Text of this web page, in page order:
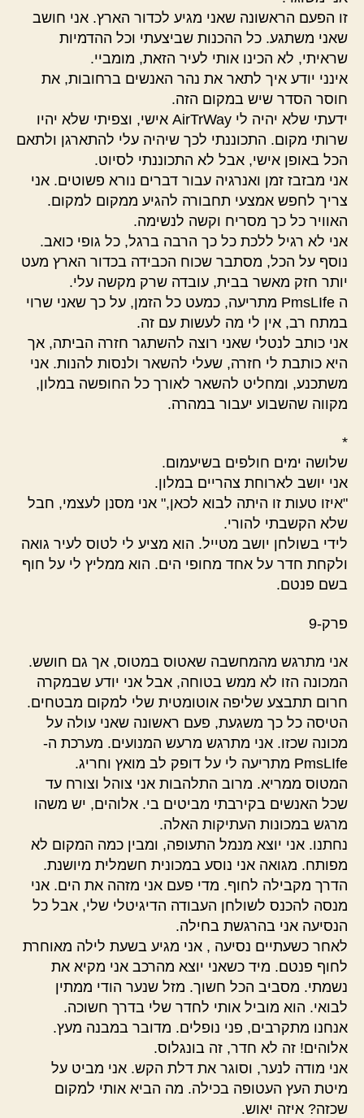
זו הפעם הראשונה שאני מגיע לכדור הארץ. אני חושב
שאני משתגע. כל ההכנות שביצעתי וכל ההדמיות
שראיתי, לא הכינו אותי לעיר הזאת, מומביי.
אינני יודע איך לתאר את נהר האנשים ברחובות, את
חוסר הסדר שיש במקום הזה.
ידעתי שלא יהיה לי AirTrWay אישי, וצפיתי שלא יהיו
שרותי מקום. התכוננתי לכך שיהיה עלי להתארגן ולתאם
הכל באופן אישי, אבל לא התכוננתי לסיוט.
אני מבזבז זמן ואנרגיה עבור דברים נורא פשוטים. אני
צריך לחפש אמצעי תחבורה להגיע ממקום למקום.
האוויר כל כך מסריח וקשה לנשימה.
אני לא רגיל ללכת כל כך הרבה ברגל, כל גופי כואב.
נוסף על הכל, מסתבר שכוח הכבידה בכדור הארץ מעט
יותר חזק מאשר בבית, עובדה שרק מקשה עלי.
ה PmsLIfe מתריעה, כמעט כל הזמן, על כך שאני שרוי
במתח רב, אין לי מה לעשות עם זה.
אני כותב לנטלי שאני רוצה להשתגר חזרה הביתה, אך
היא כותבת לי חזרה, שעלי להשאר ולנסות להנות. אני
משתכנע, ומחליט להשאר לאורך כל החופשה במלון,
מקווה שהשבוע יעבור במהרה.
*
שלושה ימים חולפים בשיעמום.
אני יושב לארוחת צהריים במלון.
"איזו טעות זו היתה לבוא לכאן," אני מסנן לעצמי, חבל
שלא הקשבתי להורי.
לידי בשולחן יושב מטייל. הוא מציע לי לטוס לעיר גואה
ולקחת חדר על אחד מחופי הים. הוא ממליץ לי על חוף
בשם פנטם.
פרק-9
אני מתרגש מהמחשבה שאטוס במטוס, אך גם חושש.
המכונה הזו לא ממש בטוחה, אבל אני יודע שבמקרה
חרום תתבצע שליפה אוטומטית שלי למקום מבטחים.
הטיסה כל כך משגעת, פעם ראשונה שאני עולה על
מכונה שכזו. אני מתרגש מרעש המנועים. מערכת ה-
PmsLIfe מתריעה לי על דופק לב מואץ וחריג.
המטוס ממריא. מרוב התלהבות אני צוהל וצורח עד
שכל האנשים בקירבתי מביטים בי. אלוהים, יש משהו
מרגש במכונות העתיקות האלה.
נחתנו. אני יוצא מנמל התעופה, ומבין כמה המקום לא
מפותח. מגואה אני נוסע במכונית חשמלית מיושנת.
הדרך מקבילה לחוף. מדי פעם אני מזהה את הים. אני
מנסה להכנס לשולחן העבודה הדיגיטלי שלי, אבל כל
הנסיעה אני בהרגשת בחילה.
לאחר כשעתיים נסיעה , אני מגיע בשעת לילה מאוחרת
לחוף פנטם. מיד כשאני יוצא מהרכב אני מקיא את
נשמתי. מסביב הכל חשוך. מזל שנער הודי ממתין
לבואי. הוא מוביל אותי לחדר שלי בדרך חשוכה.
אנחנו מתקרבים, פני נופלים. מדובר במבנה מעץ.
אלוהים! זה לא חדר, זה בונגלוס.
אני מודה לנער, וסוגר את דלת הקש. אני מביט על
מיטת העץ העטופה בכילה. מה הביא אותי למקום
שכזה? איזה יאוש.